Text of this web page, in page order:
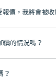
」，是諾貝爾種植
區的顧客，受到粵
薦 珠海、深圳設有
問題都可以隨時預
價，我將會被收
，你不會被收取任
價的情況嗎？
療方案及對應的價
？